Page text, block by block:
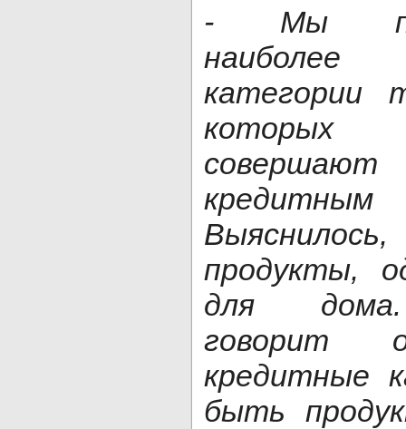
- Мы
категории
которых
продукты,
для
кредитные
быть